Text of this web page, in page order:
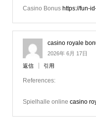
Casino Bonus https://fun-
casino royale
2026年 6月 17日
返信 引用
References:
Spielhalle online casino